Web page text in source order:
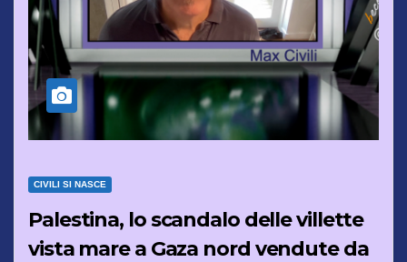
CIVILI SI NASCE
Palestina, lo scandalo delle villette
vista mare a Gaza nord vendute da